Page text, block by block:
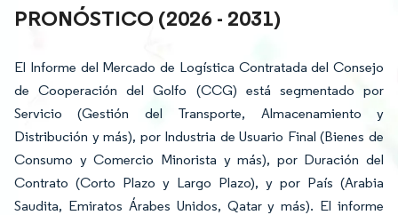
PRONÓSTICO (2026 - 2031)
El Informe del Mercado de Logística Contratada del Consejo
de Cooperación del Golfo (CCG) está segmentado por
Servicio (Gestión del Transporte, Almacenamiento y
Distribución y más), por Industria de Usuario Final (Bienes de
Consumo y Comercio Minorista y más), por Duración del
Contrato (Corto Plazo y Largo Plazo), y por País (Arabia
Saudita, Emiratos Árabes Unidos, Qatar y más). El informe